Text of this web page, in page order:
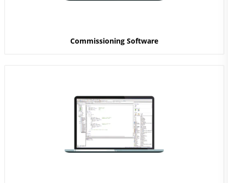
Commissioning Software